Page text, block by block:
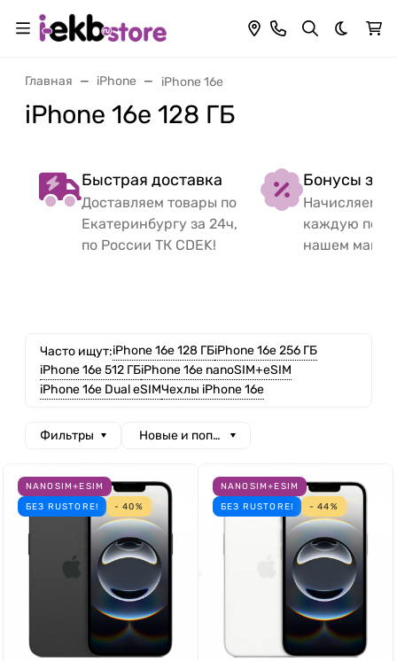
Темная
Главная iPhone iPhone 16e
iPhone 16e 128 ГБ
Быстрая доставка
Доставляем товары по
Екатеринбургу за 24ч,
по России ТК CDEK!
Бонусы за
Начисляем
каждую
нашем
Часто ищут:iPhone 16e 128 ГБiPhone 16e 256 ГБ
iPhone 16e 512 ГБiPhone 16e nanoSIM+eSIM
iPhone 16e Dual eSIMЧехлы iPhone 16e
Фильтры Новые и популярные
NANOSIM+ESIM
БЕЗ RUSTORE!
- 40%
NANOSIM+ESIM
БЕЗ RUSTORE!
- 44%